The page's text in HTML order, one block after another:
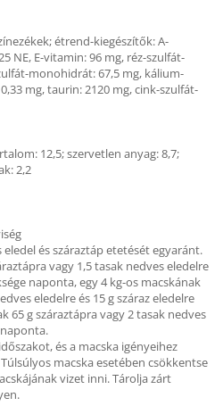
étrend-kiegészítők: A-
NE, E-vitamin: 96 mg, réz-szulfát-
monohidrát: 67,5 mg, kálium-
mg, taurin: 2120 mg, cink-szulfát-
12,5; szervetlen anyag: 8,7;
2,2
eledel és száraztáp etetését egyaránt.
vagy 1,5 tasak nedves eledelre
naponta, egy 4 kg-os macskának
eledelre és 15 g száraz eledelre
65 g száraztápra vagy 2 tasak nedves
és a macska igényeihez
macska esetében csökkentse
vizet inni. Tárolja zárt